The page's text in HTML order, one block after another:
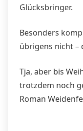
Glücksbringer.
Besonders
übrigens nicht –
Tja, aber bis
trotzdem noch
Roman